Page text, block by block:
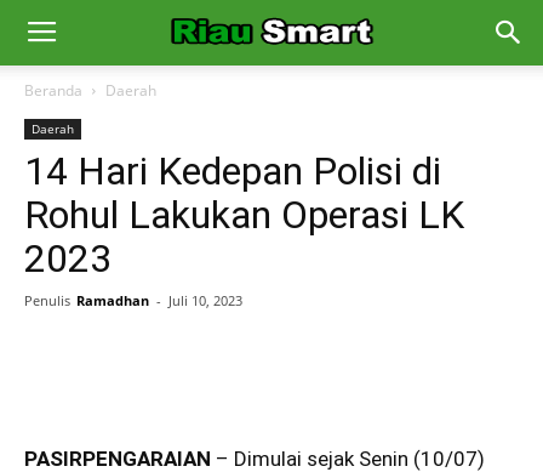
Beranda Daerah
Daerah
14 Hari Kedepan Polisi di
Rohul Lakukan Operasi LK
2023
Penulis Ramadhan - Juli 10, 2023
PASIRPENGARAIAN – Dimulai sejak Senin (10/07)